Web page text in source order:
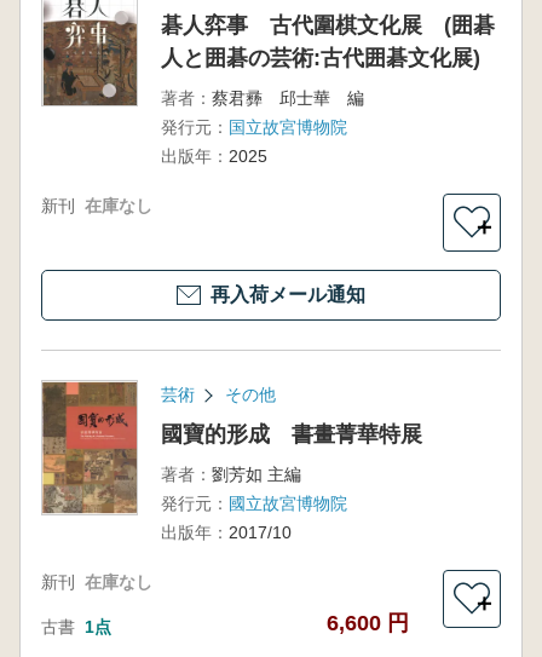
碁人弈事 古代圍棋文化展 (囲碁
人と囲碁の芸術:古代囲碁文化展)
著者： 蔡君彞 邱士華 編
発行元： 国立故宮博物院
出版年： 2025
新刊 在庫なし
＋
再入荷メール通知
芸術 その他
國寶的形成 書畫菁華特展
著者： 劉芳如 主編
発行元： 國立故宮博物院
出版年： 2017/10
新刊 在庫なし
古書 1点 6,600 円
＋